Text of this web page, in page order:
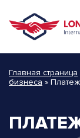
Главная страница
бизнеса »